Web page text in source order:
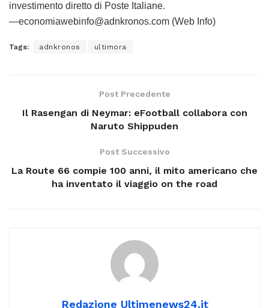
investimento diretto di Poste Italiane.
—economiawebinfo@adnkronos.com (Web Info)
Tags: adnkronos ultimora
Post Precedente
Il Rasengan di Neymar: eFootball collabora con
Naruto Shippuden
Post Successivo
La Route 66 compie 100 anni, il mito americano che
ha inventato il viaggio on the road
Redazione Ultimenews24.it